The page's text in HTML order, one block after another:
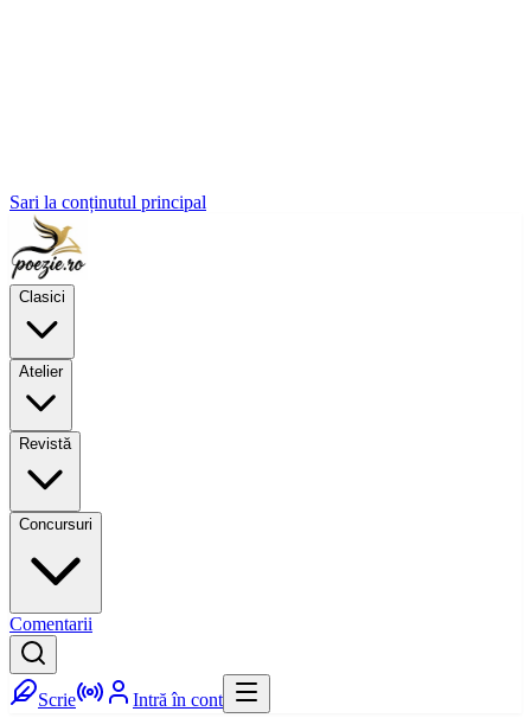
Sari la conținutul principal
Clasici
Atelier
Revistă
Concursuri
Comentarii
Scrie Intră în cont